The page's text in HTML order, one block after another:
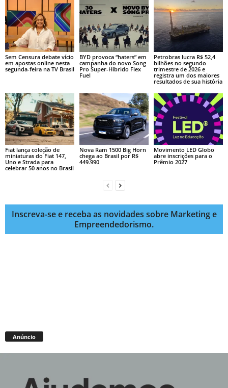
Sem Censura debate vício
em apostas online nesta
segunda-feira na TV Brasil
BYD provoca “haters” em
campanha do novo Song
Pro Super-Híbrido Flex
Fuel
Petrobras lucra R$ 52,4
bilhões no segundo
trimestre de 2026 e
registra um dos maiores
resultados de sua história
Fiat lança coleção de
miniaturas do Fiat 147,
Uno e Strada para
celebrar 50 anos no Brasil
Nova Ram 1500 Big Horn
chega ao Brasil por R$
449.990
Movimento LED Globo
abre inscrições para o
Prêmio 2027
Inscreva-se e receba as novidades sobre Marketing e
Empreendedorismo.
Anúncio